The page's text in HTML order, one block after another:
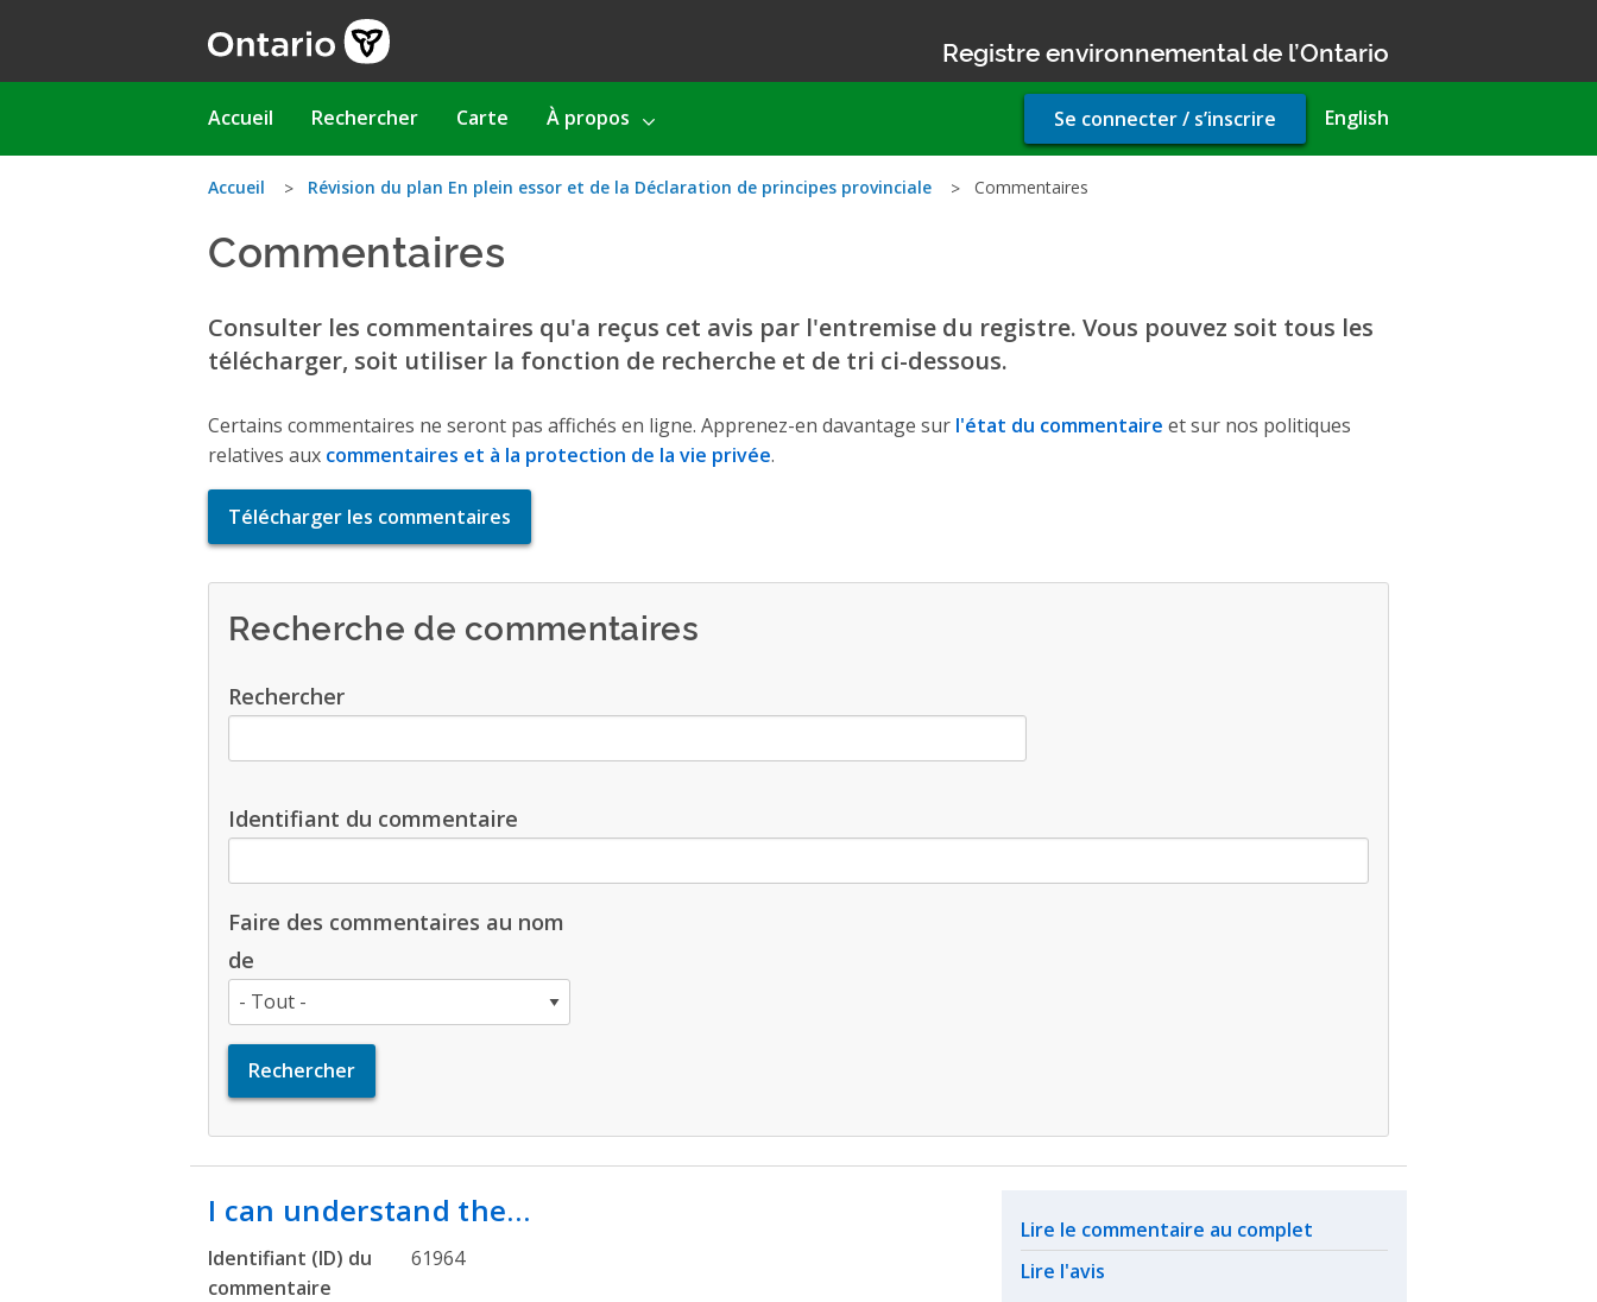
Registre environnemental de l’Ontario
Main
Accueil Rechercher Carte À propos English
User
account
Se connecter / s’inscrire
Vous
êtes
Accueil Révision du plan En plein essor et de la Déclaration de principes provinciale Commentaires
Commentaires
Consulter les commentaires qu'a reçus cet avis par l'entremise du registre. Vous pouvez soit tous les
télécharger, soit utiliser la fonction de recherche et de tri ci-dessous.
Certains commentaires ne seront pas affichés en ligne. Apprenez-en davantage sur l'état du commentaire et sur nos politiques
relatives aux commentaires et à la protection de la vie privée.
Télécharger les commentaires
Recherche de commentaires
Rechercher
Identifiant du commentaire
Faire des commentaires au nom
de
I can understand the…
Identifiant (ID) du
commentaire
61964
Related actions
Lire le commentaire au complet
Lire l'avis